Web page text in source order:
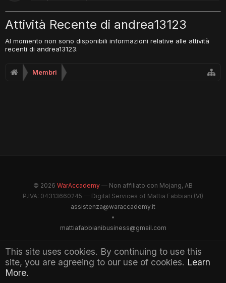
This site uses cookies. By continuing to use this
site, you are agreeing to our use of cookies. Learn
More.
Attività Recente di andrea13123
Al momento non sono disponibili informazioni relative alle attività
recenti di andrea13123.
Membri
© 2026 WarAccademy — Non affiliato con Mojang, AB
P.IVA: 04313660245 — Digital Services of Mattia Fabbiani (VI)
assistenza@waraccademy.it
•
mattiafabbianibusiness@gmail.com
@GhostFabbyz
Maintained by WarAccademy Administrators